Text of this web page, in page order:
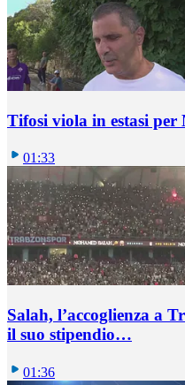
Tifosi viola in estasi per
01:33
Salah, l’accoglienza a
il suo stipendio…
01:36